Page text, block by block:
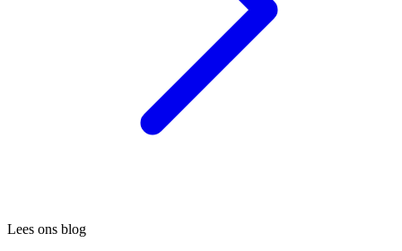
Lees ons blog